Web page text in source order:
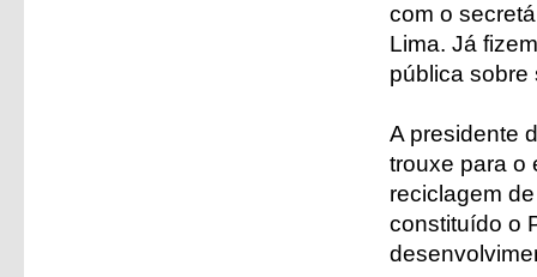
com o
Lima. Já
pública sobre
A presidente
trouxe para o
reciclagem
constituído o